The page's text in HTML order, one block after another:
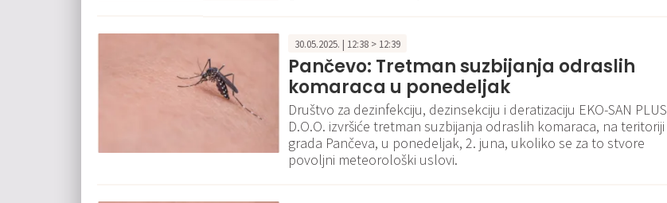
30.05.2025. | 12:38 > 12:39
Pančevo: Tretman suzbijanja odraslih
komaraca u ponedeljak
Društvo za dezinfekciju, dezinsekciju i deratizaciju EKO-SAN PLUS
D.O.O. izvršiće tretman suzbijanja odraslih komaraca, na teritoriji
grada Pančeva, u ponedeljak, 2. juna, ukoliko se za to stvore
povoljni meteorološki uslovi.